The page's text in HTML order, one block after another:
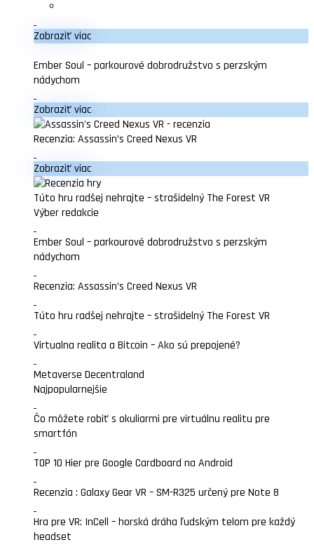
Zobraziť viac
Ember Soul – parkourové dobrodružstvo s perzským
nádychom
Zobraziť viac
Recenzia: Assassin’s Creed Nexus VR
Zobraziť viac
Túto hru radšej nehrajte – strašidelný The Forest VR
Výber redakcie
Ember Soul – parkourové dobrodružstvo s perzským
nádychom
Recenzia: Assassin’s Creed Nexus VR
Túto hru radšej nehrajte – strašidelný The Forest VR
Virtualna realita a Bitcoin – Ako sú prepojené?
Metaverse Decentraland
Najpopularnejšie
Čo môžete robiť s okuliarmi pre virtuálnu realitu pre
smartfón
TOP 10 Hier pre Google Cardboard na Android
Recenzia : Galaxy Gear VR – SM-R325 určený pre Note 8
Hra pre VR: InCell – horská dráha ľudským telom pre každý
headset